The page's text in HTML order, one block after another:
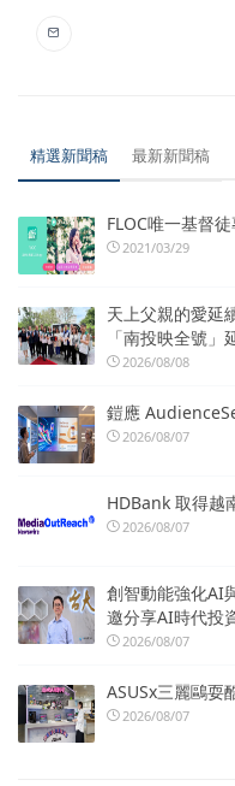
精選新聞稿 最新新聞稿
FLOC唯一基督
2021/03/29
天上父親的愛延
「南投映全號」
2026/08/08
鎧應
2026/08/07
HDBank 取得越
2026/08/07
創智動能強化AI
邀分享AI時代投
2026/08/07
ASUSx三麗鷗耍
2026/08/07